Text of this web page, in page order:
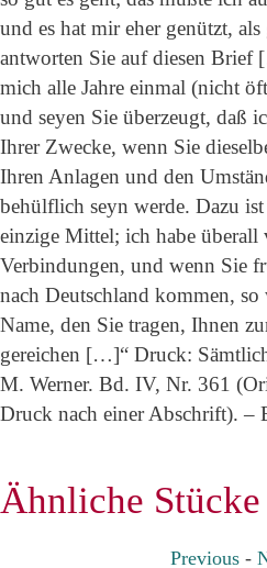
und es hat mir eher genützt,
antworten Sie auf diesen Brief
mich alle Jahre einmal (nicht
und seyen Sie überzeugt, daß
Ihrer Zwecke, wenn Sie
Ihren Anlagen und den
behülflich seyn werde. Dazu
einzige Mittel; ich habe überall
Verbindungen, und wenn Sie
nach Deutschland kommen,
Name, den Sie tragen, Ihnen
gereichen […]“ Druck:
M. Werner. Bd. IV, Nr. 361
Druck nach einer Abschrift). –
Ähnliche Stücke
Previous-